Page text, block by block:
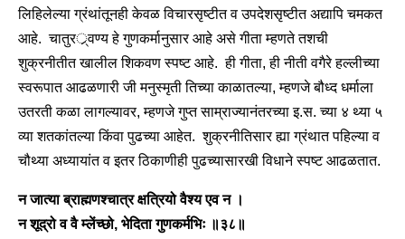
लिहिलेल्या ग्रंथांतूनही केवळ विचारसृष्टीत व उपदेशसृष्टीत अद्यापि चमकत
आहे. चातुरर््वण्य हे गुणकर्मानुसार आहे असे गीता म्हणते तशची
शुक्रनीतीत खालील शिकवण स्पष्ट आहे. ही गीता, ही नीती वगैरे हल्लीच्या
स्वरूपात आढळणारी जी मनुस्मृती तिच्या काळातल्या, म्हणजे बौध्द धर्माला
उतरती कळा लागल्यावर, म्हणजे गुप्त साम्राज्यानंतरच्या इ.स. च्या ४ थ्या ५
व्या शतकांतल्या किंवा पुढच्या आहेत. शुक्रनीतिसार ह्या ग्रंथात पहिल्या व
चौथ्या अध्यायांत व इतर ठिकाणीही पुढच्यासारखी विधाने स्पष्ट आढळतात.
न जात्या ब्राह्मणश्चात्र क्षत्रियो वैश्य एव न ।
न शूद्रो व वै म्लेंच्छो, भेदिता गुणकर्मभिः ॥३८॥